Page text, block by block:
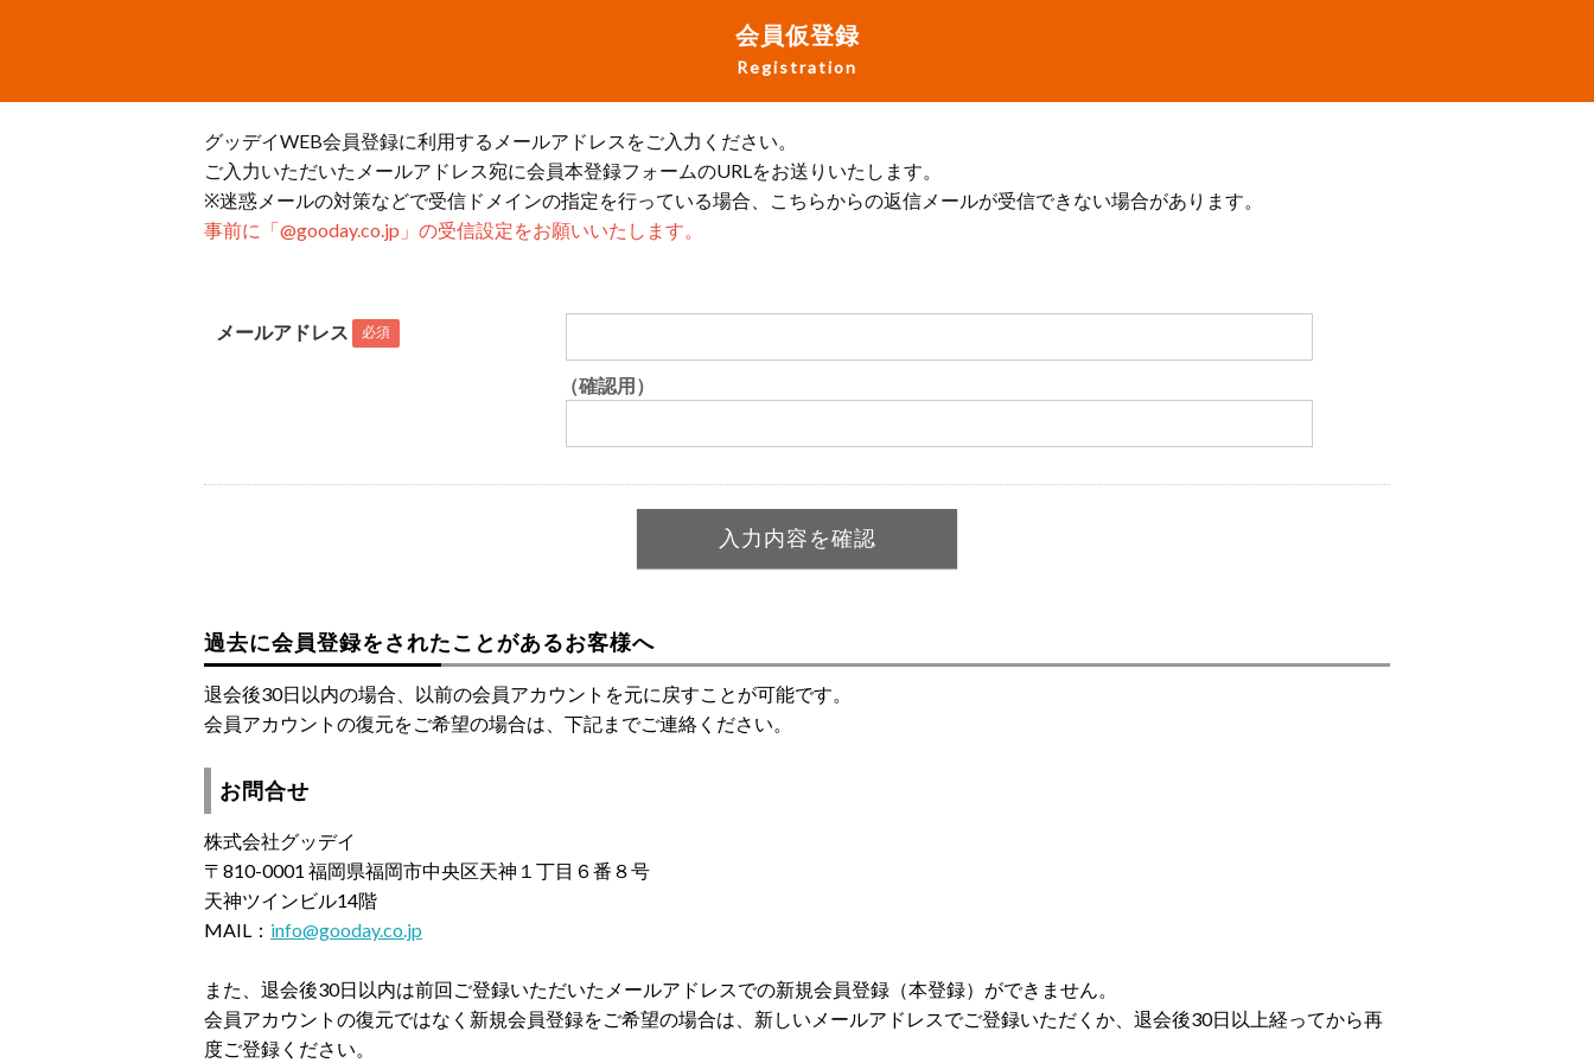
会員仮登録
Registration
グッデイWEB会員登録に利用するメールアドレスをご入力ください。
ご入力いただいたメールアドレス宛に会員本登録フォームのURLをお送りいたします。
※迷惑メールの対策などで受信ドメインの指定を行っている場合、こちらからの返信メールが受信できない場合があります。
事前に「@gooday.co.jp」の受信設定をお願いいたします。
メールアドレス 必須
（確認用）
過去に会員登録をされたことがあるお客様へ
退会後30日以内の場合、以前の会員アカウントを元に戻すことが可能です。
会員アカウントの復元をご希望の場合は、下記までご連絡ください。
お問合せ
株式会社グッデイ
〒810-0001 福岡県福岡市中央区天神１丁目６番８号
天神ツインビル14階
MAIL： info@gooday.co.jp
また、退会後30日以内は前回ご登録いただいたメールアドレスでの新規会員登録（本登録）ができません。
会員アカウントの復元ではなく新規会員登録をご希望の場合は、新しいメールアドレスでご登録いただくか、退会後30日以上経ってから再
度ご登録ください。